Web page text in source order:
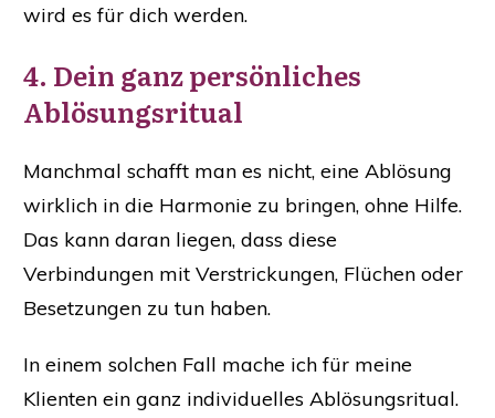
wird es für dich werden.
4. Dein ganz persönliches
Ablösungsritual
Manchmal schafft man es nicht, eine Ablösung
wirklich in die Harmonie zu bringen, ohne Hilfe.
Das kann daran liegen, dass diese
Verbindungen mit Verstrickungen, Flüchen oder
Besetzungen zu tun haben.
In einem solchen Fall mache ich für meine
Klienten ein ganz individuelles Ablösungsritual.